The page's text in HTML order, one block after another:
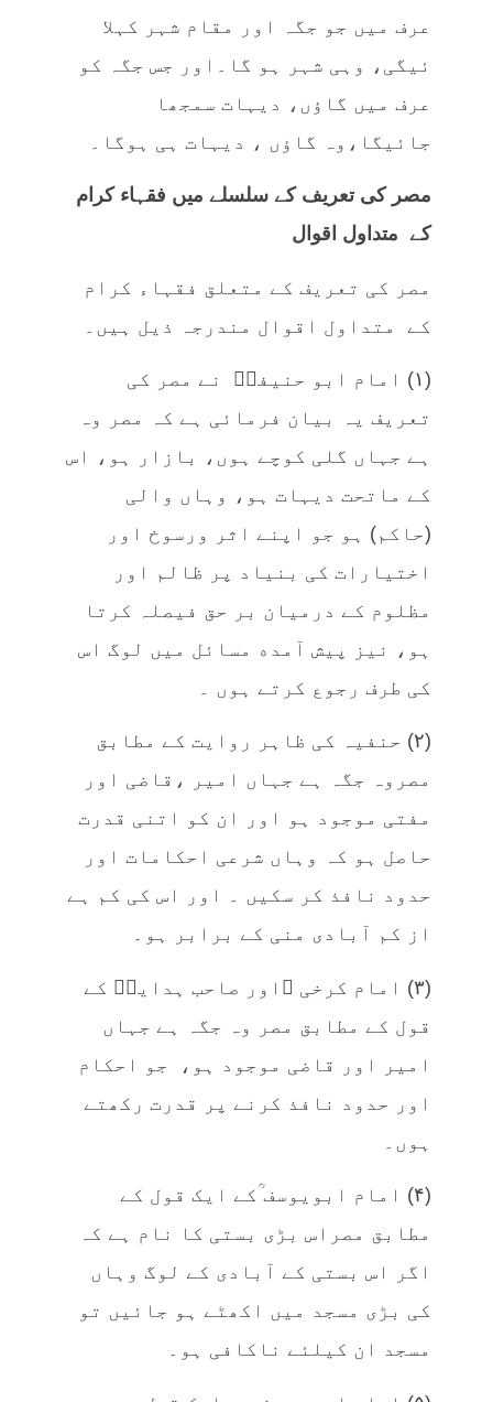
عرف میں جو جگہ اور مقام شہر کہلا
ئیگی، وہی شہر ہو گا۔اور جس جگہ کو
عرف میں گاؤں، دیہات سمجھا
جائیگا،وہ گاؤں ، دیہات ہی ہوگا۔
مصر کی تعریف کے سلسلے میں فقہاء کرام
کے متداول اقوال
مصر کی تعریف کے متعلق فقہاء کرام
کے متداول اقوال مندرجہ ذیل ہیں۔
(۱) امام ابو حنيفہؒ نے مصر کی
تعریف یہ بیان فرمائی ہے کہ مصر وہ
ہے جہاں گلی کوچے ہوں، بازار ہو، اس
کے ماتحت ديہات ہو، وہاں والی
(حاکم) ہو جو اپنے اثر ورسوخ اور
اختیارات کی بنیاد پر ظالم اور
مظلوم کے درمیان بر حق فیصلہ کرتا
ہو، نيز پیش آمده مسائل میں لوگ اس
كی طرف رجوع کرتے ہوں ۔
(٢) حنفیہ کی ظاہر روایت كے مطابق
مصروہ جگہ ہے جہاں امیر ،قاضی اور
مفتی موجود ہو اور ان کو اتنی قدرت
حاصل ہو کہ وہاں شرعی احکامات اور
حدود نافذ کر سکیں ۔ اور اس کی کم ہے
از کم آبادی منی کے برابر ہو۔
(۳) امام کرخی ؒاور صاحب ہدایہؒ کے
قول کے مطابق مصر وہ جگہ ہے جہاں
امیر اور قاضی موجود ہو، جو احکام
اور حدود نافذ کرنے پر قدرت رکھتے
ہوں۔
(۴) امام ابویوسف ؒکے ایک قول کے
مطابق مصراس بڑی بستی کا نام ہے کہ
اگر اس بستی کے آبادی کے لوگ وہاں
کی بڑی مسجد میں اکھٹے ہو جائیں تو
مسجد ان کیلئے ناکافی ہو۔